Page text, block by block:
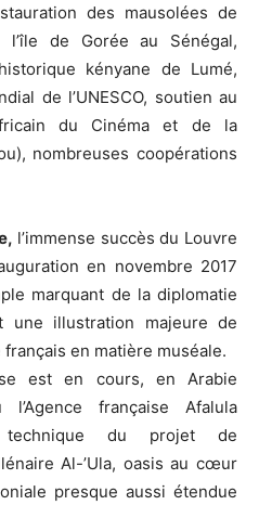
des mausolées de
de Gorée au Sénégal,
kényane de Lumé,
de l’UNESCO, soutien au
du Cinéma et de la
nombreuses coopérations
l’immense succès du Louvre
en novembre 2017
marquant de la diplomatie
une illustration majeure de
en matière muséale.
est en cours, en Arabie
française Afalula
technique du projet de
Al-’Ula, oasis au cœur
presque aussi étendue